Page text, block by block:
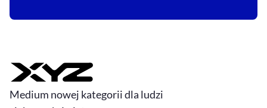
Medium nowej kategorii dla ludzi